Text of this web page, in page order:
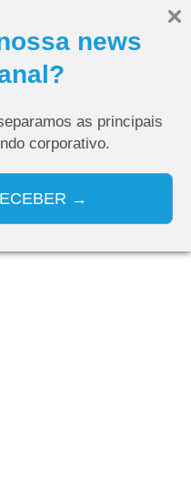
news
as principais
corporativo.
→